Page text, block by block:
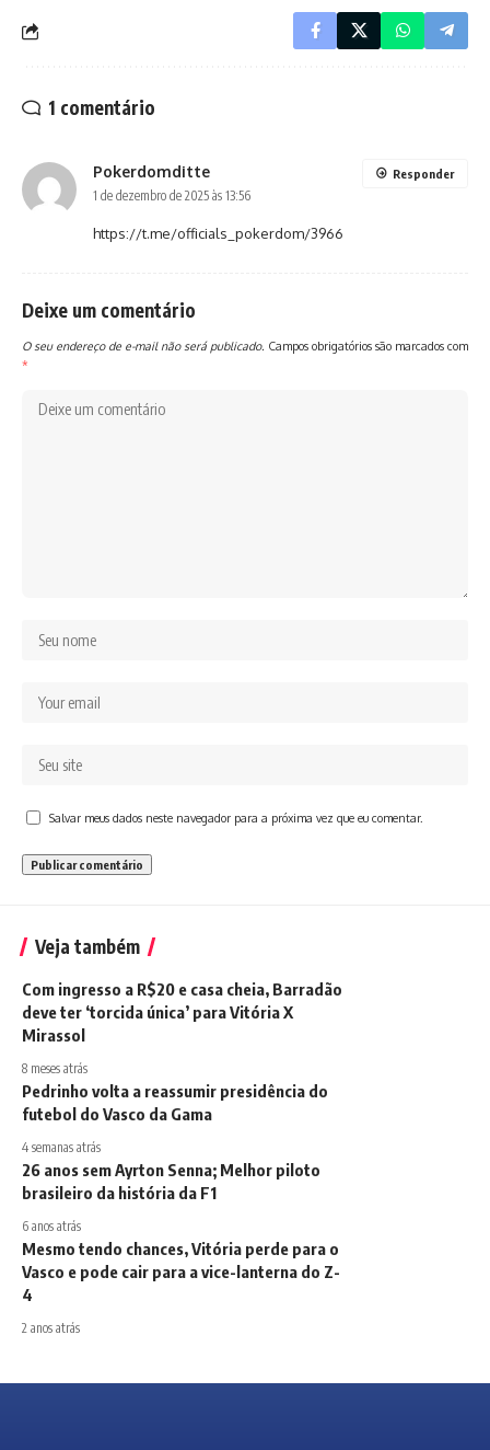
1 comentário
Pokerdomditte
1 de dezembro de 2025 às 13:56
https://t.me/officials_pokerdom/3966
Responder
Deixe um comentário
O seu endereço de e-mail não será publicado. Campos obrigatórios são marcados com
*
Salvar meus dados neste navegador para a próxima vez que eu comentar.
Veja também
Com ingresso a R$20 e casa cheia, Barradão
deve ter ‘torcida única’ para Vitória X
Mirassol
8 meses atrás
Pedrinho volta a reassumir presidência do
futebol do Vasco da Gama
4 semanas atrás
26 anos sem Ayrton Senna; Melhor piloto
brasileiro da história da F1
6 anos atrás
Mesmo tendo chances, Vitória perde para o
Vasco e pode cair para a vice-lanterna do Z-
4
2 anos atrás